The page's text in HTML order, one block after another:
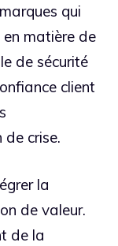
qui
matière de
de sécurité
client
crise.
la
de valeur.
de la